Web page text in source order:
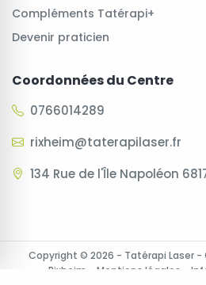
Compléments Tatérapi+
Devenir praticien
Coordonnées du Centre
0766014289
rixheim@taterapilaser.fr
134 Rue de l'Île Napoléon
Copyright © 2026 - Tatérapi Laser -
Rixheim - Mentions légales